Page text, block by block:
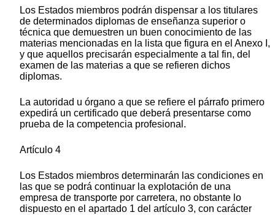
Los Estados miembros podrán dispensar a los titulares
de determinados diplomas de enseñanza superior o
técnica que demuestren un buen conocimiento de las
materias mencionadas en la lista que figura en el Anexo I,
y que aquellos precisarán especialmente a tal fin, del
examen de las materias a que se refieren dichos
diplomas.
La autoridad u órgano a que se refiere el párrafo primero
expedirá un certificado que deberá presentarse como
prueba de la competencia profesional.
Artículo 4
Los Estados miembros determinarán las condiciones en
las que se podrá continuar la explotación de una
empresa de transporte por carretera, no obstante lo
dispuesto en el apartado 1 del artículo 3, con carácter